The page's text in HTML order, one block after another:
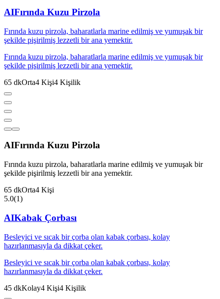
AIFırında Kuzu Pirzola
Fırında kuzu pirzola, baharatlarla marine edilmiş ve yumuşak bir
şekilde pişirilmiş lezzetli bir ana yemektir.
Fırında kuzu pirzola, baharatlarla marine edilmiş ve yumuşak bir
şekilde pişirilmiş lezzetli bir ana yemektir.
65 dkOrta4 Kişi4 Kişilik
AIFırında Kuzu Pirzola
Fırında kuzu pirzola, baharatlarla marine edilmiş ve yumuşak bir
şekilde pişirilmiş lezzetli bir ana yemektir.
65 dkOrta4 Kişi
5.0(1)
AIKabak Çorbası
Besleyici ve sıcak bir çorba olan kabak çorbası, kolay
hazırlanmasıyla da dikkat çeker.
Besleyici ve sıcak bir çorba olan kabak çorbası, kolay
hazırlanmasıyla da dikkat çeker.
45 dkKolay4 Kişi4 Kişilik